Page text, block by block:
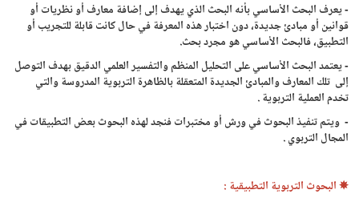
- يعرف البحث الأساسي بأنه البحث الذي يهدف إلى إضافة معارف أو نظريات أو
قوانين أو مبادئ جديدة، دون اختبار هذه المعرفة في حال كانت قابلة للتجريب أو
التطبيق، فالبحث الأساسي هو مجرد بحث.
- يعتمد البحث الأساسي على التحليل المنظم والتفسير العلمي الدقيق بهدف التوصل
إلى تلك المعارف والمبادئ الجديدة المتعقلة بالظاهرة التربوية المدروسة والتي
تخدم العملية التربوية .
- ويتم تنفيذ البحوث في ورش أو مختبرات فنجد لهذه البحوث بعض التطبيقات في
المجال التربوي .
✵ البحوث التربوية التطبيقية :